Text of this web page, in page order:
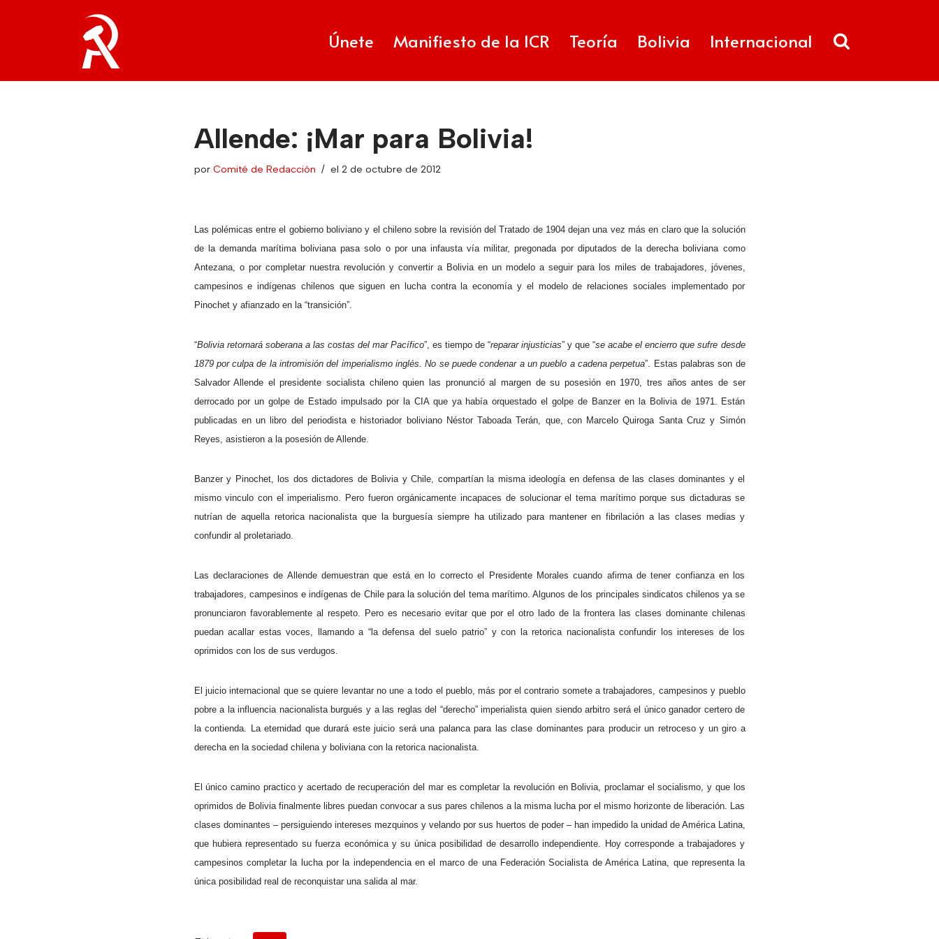
Únete Manifiesto de la ICR Teoría Bolivia Internacional
Allende: ¡Mar para Bolivia!
por Comité de Redacción el 2 de octubre de 2012
Las polémicas entre el gobierno boliviano y el chileno sobre la revisión del Tratado de 1904 dejan una vez más en claro que la solución
de la demanda marítima boliviana pasa solo o por una infausta vía militar, pregonada por diputados de la derecha boliviana como
Antezana, o por completar nuestra revolución y convertir a Bolivia en un modelo a seguir para los miles de trabajadores, jóvenes,
campesinos e indígenas chilenos que siguen en lucha contra la economía y el modelo de relaciones sociales implementado por
Pinochet y afianzado en la “transición”.
“Bolivia retornará soberana a las costas del mar Pacífico”, es tiempo de “reparar injusticias” y que “se acabe el encierro que sufre desde
1879 por culpa de la intromisión del imperialismo inglés. No se puede condenar a un pueblo a cadena perpetua”. Estas palabras son de
Salvador Allende el presidente socialista chileno quien las pronunció al margen de su posesión en 1970, tres años antes de ser
derrocado por un golpe de Estado impulsado por la CIA que ya había orquestado el golpe de Banzer en la Bolivia de 1971. Están
publicadas en un libro del periodista e historiador boliviano Néstor Taboada Terán, que, con Marcelo Quiroga Santa Cruz y Simón
Reyes, asistieron a la posesión de Allende.
Banzer y Pinochet, los dos dictadores de Bolivia y Chile, compartían la misma ideología en defensa de las clases dominantes y el
mismo vinculo con el imperialismo. Pero fueron orgánicamente incapaces de solucionar el tema marítimo porque sus dictaduras se
nutrían de aquella retorica nacionalista que la burguesía siempre ha utilizado para mantener en fibrilación a las clases medias y
confundir al proletariado.
Las declaraciones de Allende demuestran que está en lo correcto el Presidente Morales cuando afirma de tener confianza en los
trabajadores, campesinos e indígenas de Chile para la solución del tema marítimo. Algunos de los principales sindicatos chilenos ya se
pronunciaron favorablemente al respeto. Pero es necesario evitar que por el otro lado de la frontera las clases dominante chilenas
puedan acallar estas voces, llamando a “la defensa del suelo patrio” y con la retorica nacionalista confundir los intereses de los
oprimidos con los de sus verdugos.
El juicio internacional que se quiere levantar no une a todo el pueblo, más por el contrario somete a trabajadores, campesinos y pueblo
pobre a la influencia nacionalista burgués y a las reglas del “derecho” imperialista quien siendo arbitro será el único ganador certero de
la contienda. La eternidad que durará este juicio será una palanca para las clase dominantes para producir un retroceso y un giro a
derecha en la sociedad chilena y boliviana con la retorica nacionalista.
El único camino practico y acertado de recuperación del mar es completar la revolución en Bolivia, proclamar el socialismo, y que los
oprimidos de Bolivia finalmente libres puedan convocar a sus pares chilenos a la misma lucha por el mismo horizonte de liberación. Las
clases dominantes – persiguiendo intereses mezquinos y velando por sus huertos de poder – han impedido la unidad de América Latina,
que hubiera representado su fuerza económica y su única posibilidad de desarrollo independiente. Hoy corresponde a trabajadores y
campesinos completar la lucha por la independencia en el marco de una Federación Socialista de América Latina, que representa la
única posibilidad real de reconquistar una salida al mar.